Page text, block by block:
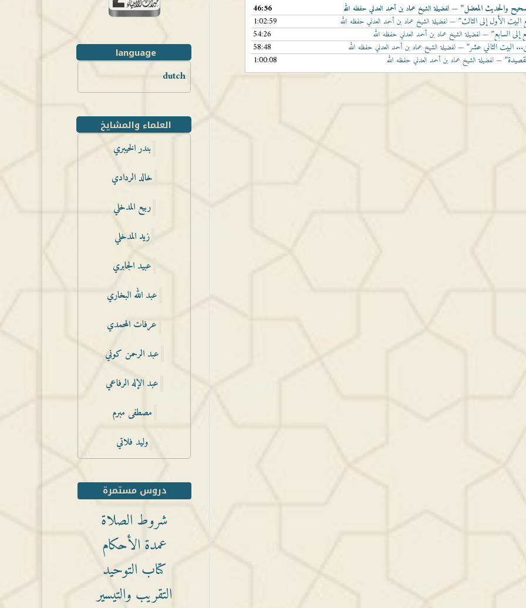
والحديث المعضل” — لفضيلة الشيخ عماد بن أحمد العدني حفظه الله
46:56
الأول إلى الثالث” — لفضيلة الشيخ عماد بن أحمد العدني حفظه الله
1:02:59
السابع” — لفضيلة الشيخ عماد بن أحمد العدني حفظه الله
54:26
البيت الثاني عشر” — لفضيلة الشيخ عماد بن أحمد العدني حفظه الله
58:48
— لفضيلة الشيخ عماد بن أحمد العدني حفظه الله 1:00:08
language
dutch
العلماء والمشايخ
بندر الخيبري
خالد الردادي
ربيع المدخلي
زيد المدخلي
عبيد الجابري
عبد الله البخاري
عرفات المحمدي
عبد الرحمن كوني
عبد الإله الرفاعي
مصطفى مبرم
وليد فلاتي
دروس مستمرة
شروط الصلاة
عمدة الأحكام
كتاب التوحيد
التقريب والتيسير